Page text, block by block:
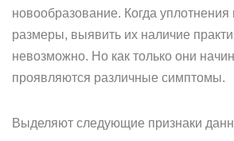
новообразование. Когда
размеры, выявить их наличие
невозможно. Но как только они
проявляются различные симптомы.
Выделяют следующие признаки